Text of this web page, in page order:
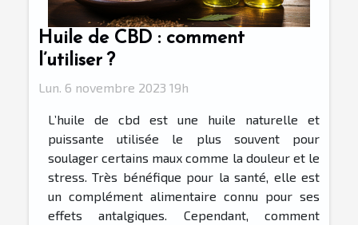
Huile de CBD : comment
l’utiliser ?
Lun. 6 novembre 2023 19h
L’huile de cbd est une huile naturelle et
puissante utilisée le plus souvent pour
soulager certains maux comme la douleur et le
stress. Très bénéfique pour la santé, elle est
un complément alimentaire connu pour ses
effets antalgiques. Cependant, comment